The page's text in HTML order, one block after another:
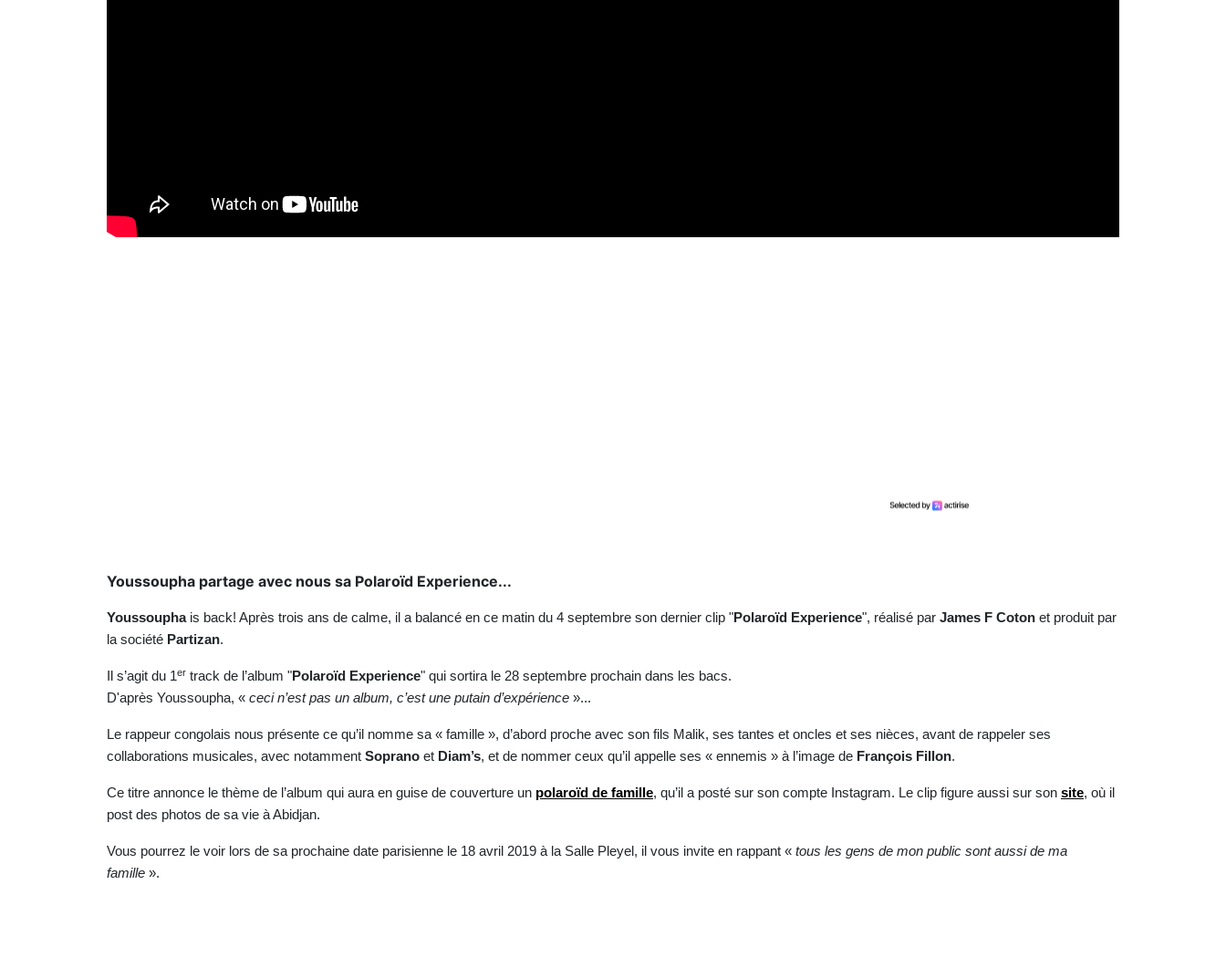
Youssoupha partage avec nous sa Polaroïd Experience...
Youssouphais back! Après trois ans de calme, il a balancé en ce matin du 4 septembre son dernier clip "Polaroïd Experience", réalisé par James F Coton et produit par
la société Partizan.
Il s’agit du 1er track de l’album "Polaroïd Experience" qui sortira le 28 septembre prochain dans les bacs.
D'après Youssoupha, « ceci n’est pas un album, c’est une putain d’expérience »...
Le rappeur congolais nous présente ce qu’il nomme sa « famille », d’abord proche avec son fils Malik, ses tantes et oncles et ses nièces, avant de rappeler ses
collaborations musicales, avec notamment Soprano et Diam’s, et de nommer ceux qu’il appelle ses « ennemis » à l’image de François Fillon.
Ce titre annonce le thème de l’album qui aura en guise de couverture un polaroïd de famille, qu’il a posté sur son compte Instagram. Le clip figure aussi sur son site, où il
post des photos de sa vie à Abidjan.
Vous pourrez le voir lors de sa prochaine date parisienne le 18 avril 2019 à la Salle Pleyel, il vous invite en rappant « tous les gens de mon public sont aussi de ma
famille ».